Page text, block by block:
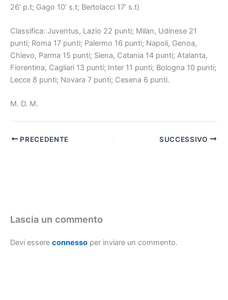
26’ p.t; Gago 10’ s.t; Bertolacci 17’ s.t)
Classifica: Juventus, Lazio 22 punti; Milan, Udinese 21
punti; Roma 17 punti; Palermo 16 punti; Napoli, Genoa,
Chievo, Parma 15 punti; Siena, Catania 14 punti; Atalanta,
Fiorentina, Cagliari 13 punti; Inter 11 punti; Bologna 10 punti;
Lecce 8 punti; Novara 7 punti; Cesena 6 punti.
M. D. M.
PRECEDENTE SUCCESSIVO
Lascia un commento
Devi essere connesso per inviare un commento.